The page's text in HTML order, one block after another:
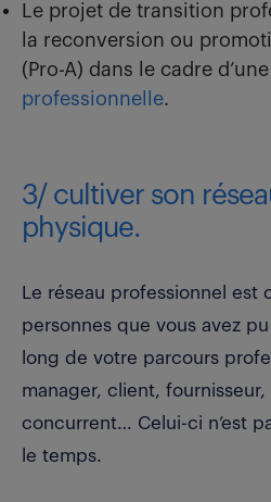
Le projet de transition
la reconversion ou
(Pro-A) dans le cadre d’une
professionnelle.
3/ cultiver son
physique.
Le réseau professionnel est
personnes que vous avez
long de votre parcours
manager, client,
concurrent… Celui-ci n’est
le temps.